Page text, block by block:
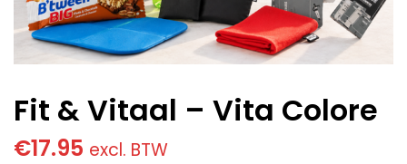
Fit & Vitaal – Vita Colore
€17.95 excl. BTW